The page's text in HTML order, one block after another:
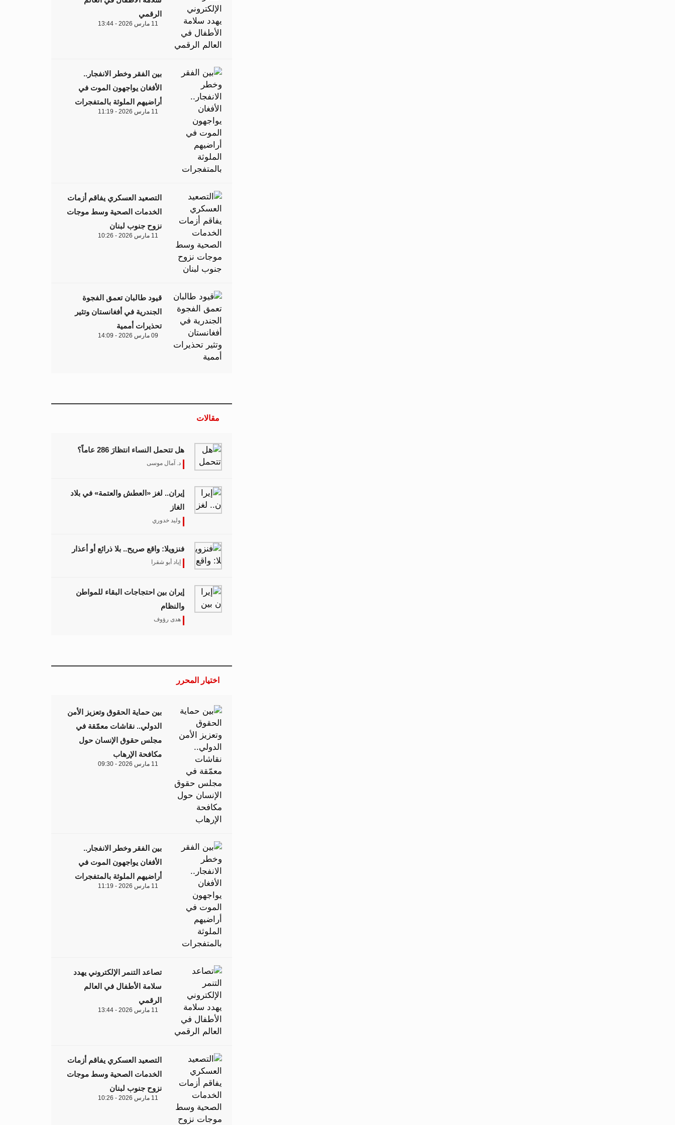
الرقمي
11 مارس 2026 - 13:44
بين الفقر وخطر الانفجار..
الأفغان يواجهون الموت في
أراضيهم الملوثة بالمتفجرات
11 مارس 2026 - 11:19
التصعيد العسكري يفاقم أزمات
الخدمات الصحية وسط موجات
نزوح جنوب لبنان
11 مارس 2026 - 10:26
قيود طالبان تعمق الفجوة
الجندرية في أفغانستان وتثير
تحذيرات أممية
09 مارس 2026 - 14:09
مقالات
هل تتحمل النساء انتظارَ 286 عاماً؟
د. آمال موسى
إيران.. لغز «العطش والعتمة» في بلاد
الغاز
وليد خدوري
فنزويلا: واقع صريح.. بلا ذرائع أو أعذار
إياد أبو شقرا
إيران بين احتجاجات البقاء للمواطن
والنظام
هدى رؤوف
اختيار المحرر
بين حماية الحقوق وتعزيز الأمن
الدولي.. نقاشات معمّقة في
مجلس حقوق الإنسان حول
مكافحة الإرهاب
11 مارس 2026 - 09:30
بين الفقر وخطر الانفجار..
الأفغان يواجهون الموت في
أراضيهم الملوثة بالمتفجرات
11 مارس 2026 - 11:19
تصاعد التنمر الإلكتروني يهدد
سلامة الأطفال في العالم
الرقمي
11 مارس 2026 - 13:44
التصعيد العسكري يفاقم أزمات
الخدمات الصحية وسط موجات
نزوح جنوب لبنان
11 مارس 2026 - 10:26